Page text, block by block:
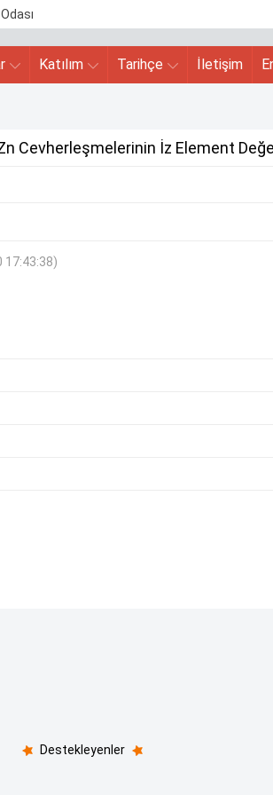
Katılım Tarihçe İletişim
Cevherleşmelerinin İz Element
17:43:38)
Destekleyenler